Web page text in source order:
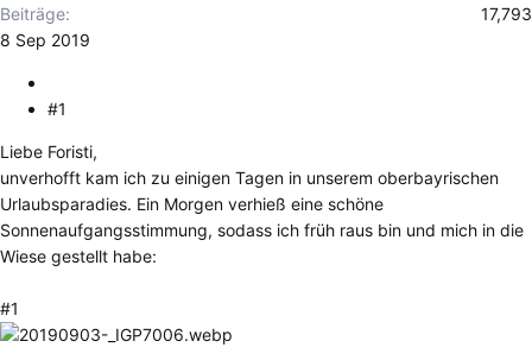
Beiträge
17,793
8 Sep 2019
#1
Liebe Foristi,
unverhofft kam ich zu einigen Tagen in unserem oberbayrischen
Urlaubsparadies. Ein Morgen verhieß eine schöne
Sonnenaufgangsstimmung, sodass ich früh raus bin und mich in die
Wiese gestellt habe:
#1